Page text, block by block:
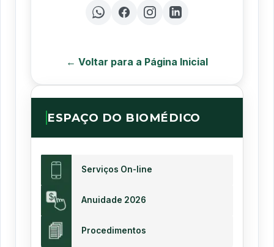
← Voltar para a Página Inicial
ESPAÇO DO BIOMÉDICO
Serviços On-line
Anuidade 2026
Procedimentos